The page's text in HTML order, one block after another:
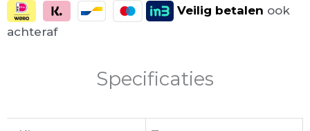
Veilig betalen ook
achteraf
Specificaties